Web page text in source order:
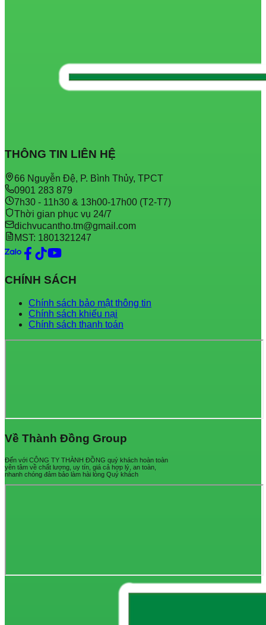
THÔNG TIN LIÊN HỆ
66 Nguyễn Đệ, P. Bình Thủy, TPCT
0901 283 879
7h30 - 11h30 & 13h00-17h00 (T2-T7)
Thời gian phục vụ 24/7
dichvucantho.tm@gmail.com
MST: 1801321247
CHÍNH SÁCH
Chính sách bảo mật thông tin
Chính sách khiếu nại
Chính sách thanh toán
Về Thành Đồng Group
Đến với CÔNG TY THÀNH ĐỒNG quý khách hoàn toàn
yên tâm về chất lượng, uy tín, giá cả hợp lý, an toàn,
nhanh chóng đảm bảo làm hài lòng Quý khách